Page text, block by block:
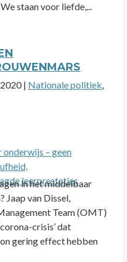
staan voor liefde,...
| Nationale politiek,
in het middelbaar
Jaap van Dissel,
Team (OMT)
crisis’ dat
gering effect hebben